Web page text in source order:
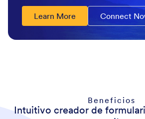
Learn More Connect
Beneficios
Intuitivo creador de